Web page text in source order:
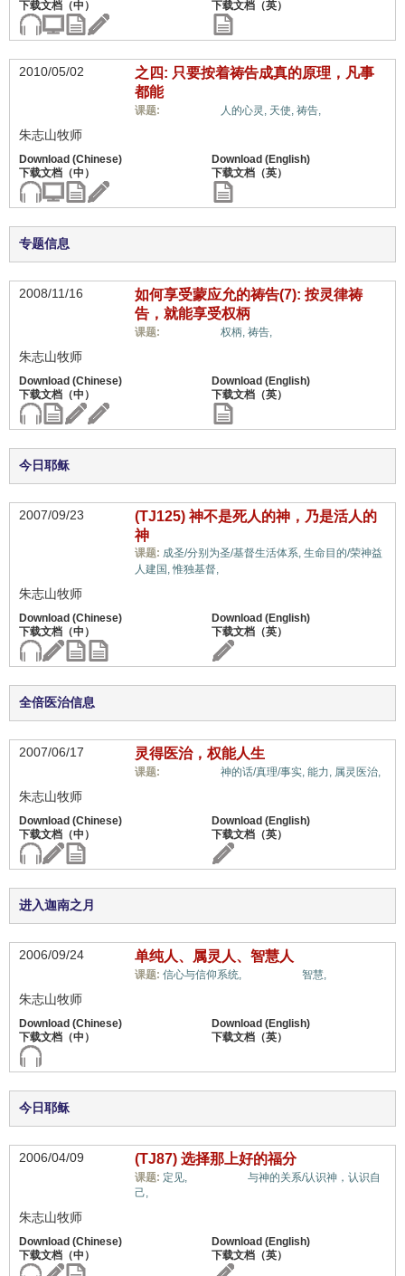
2010/05/02
之四: 只要按着祷告成真的原理，凡事
都能
课题: 人的心灵, 天使, 祷告,
朱志山牧师
专题信息
2008/11/16
如何享受蒙应允的祷告(7): 按灵律祷
告，就能享受权柄
课题: 权柄, 祷告,
朱志山牧师
今日耶稣
2007/09/23
(TJ125) 神不是死人的神，乃是活人的
神
课题: 成圣/分别为圣/基督生活体系, 生命目的/荣神益
人建国,惟独基督,
朱志山牧师
全倍医治信息
2007/06/17 灵得医治，权能人生
课题: 神的话/真理/事实, 能力, 属灵医治,
朱志山牧师
进入迦南之月
2006/09/24 单纯人、属灵人、智慧人
课题: 信心与信仰系统, 智慧,
朱志山牧师
今日耶稣
2006/04/09 (TJ87) 选择那上好的福分
课题: 定见,
与神的关系/认识神，认识自
己,
朱志山牧师